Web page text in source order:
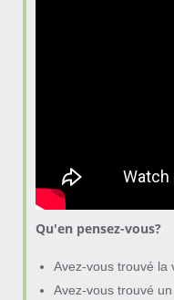
Qu'en pensez-vous?
Avez-vous trouvé la
Avez-vous trouvé